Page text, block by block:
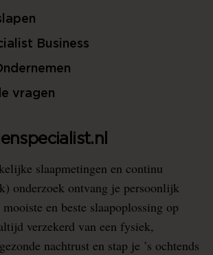
Business
vragen
slaapmetingen en continu
onderzoek ontvang je persoonlijk
en beste slaapoplossing op
verzekerd van een fysiek,
nachtrust en stap je ’s ochtends